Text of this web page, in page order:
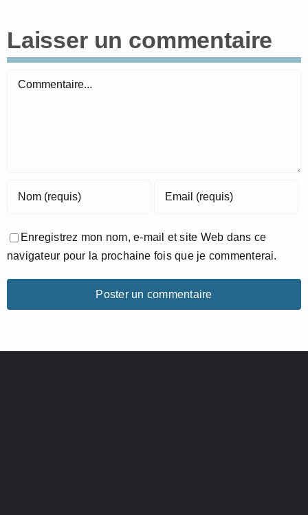
Laisser un commentaire
Commentaire
Enregistrez mon nom, e-mail et site Web dans ce
navigateur pour la prochaine fois que je commenterai.